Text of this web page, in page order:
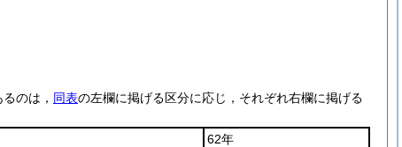
のは， 同表の左欄に掲げる区分に応じ，それぞれ右欄に掲げる
62年